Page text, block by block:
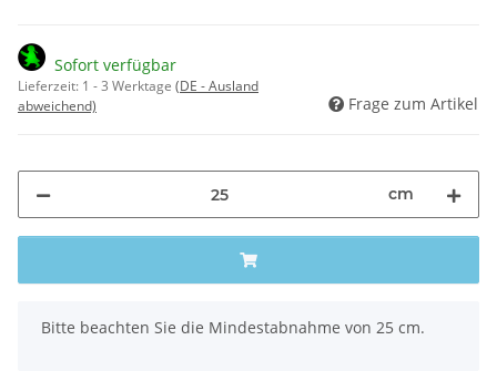
Sofort verfügbar
Lieferzeit: 1 - 3 Werktage (DE - Ausland
abweichend)
Frage zum Artikel
cm
x
Bitte beachten Sie die Mindestabnahme von 25 cm.